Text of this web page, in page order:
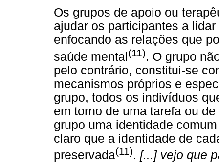
Os grupos de apoio ou
ajudar os participantes a
enfocando as relações que
saúde mental(11). O grupo
pelo contrário, constitui-se
mecanismos próprios e
grupo, todos os indivíduos
em torno de uma tarefa ou
grupo uma identidade
claro que a identidade de
preservada(11). [...] vejo que